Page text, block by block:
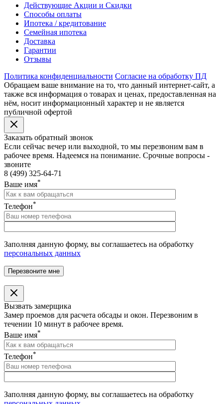
Действующие Акции и Скидки
Способы оплаты
Ипотека / кредитование
Семейная ипотека
Доставка
Гарантии
Отзывы
Политика конфиденциальности Согласие на обработку ПД
Обращаем ваше внимание на то, что данный интернет-сайт, а
также вся информация о товарах и ценах, предоставленная на
нём, носит информационный характер и не является
публичной офертой
Заказать обратный звонок
Если сейчас вечер или выходной, то мы перезвоним вам в
рабочее время. Надеемся на понимание. Срочные вопросы -
звоните
8 (499) 325-64-71
Ваше имя*
Телефон*
Заполняя данную форму, вы соглашаетесь на обработку
персональных данных
Вызвать замерщика
Замер проемов для расчета обсады и окон. Перезвоним в
течении 10 минут в рабочее время.
Ваше имя*
Телефон*
Заполняя данную форму, вы соглашаетесь на обработку